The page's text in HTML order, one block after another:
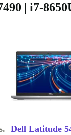
| i7-
Dell Latitude